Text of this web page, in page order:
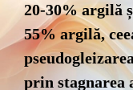
20-30% argilă
55% argilă,
prin stagnarea